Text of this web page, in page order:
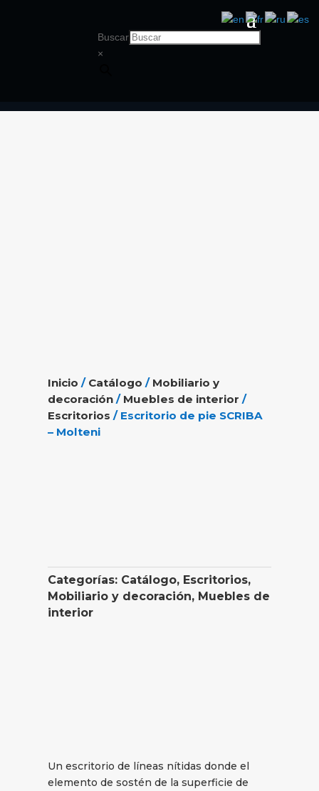
Buscar
×
Inicio / Catálogo / Mobiliario y
decoración / Muebles de interior /
Escritorios / Escritorio de pie SCRIBA
– Molteni
Categorías: Catálogo, Escritorios,
Mobiliario y decoración, Muebles de
interior
Un escritorio de líneas nítidas donde el
elemento de sostén de la superficie de